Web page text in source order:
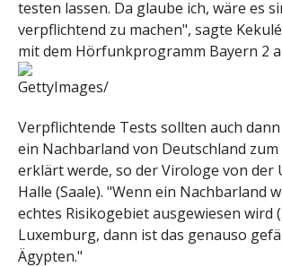
testen lassen. Da glaube ich, wäre es
verpflichtend zu machen", sagte
mit dem Hörfunkprogramm Bayern 2
GettyImages/
Verpflichtende Tests sollten auch
ein Nachbarland von Deutschland
erklärt werde, so der Virologe von der
Halle (Saale). "Wenn ein Nachbarland
echtes Risikogebiet ausgewiesen wird
Luxemburg, dann ist das genauso
Ägypten."